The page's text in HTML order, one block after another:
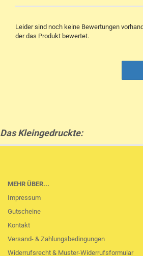
Leider sind noch keine Bewertungen
der das Produkt bewertet.
Das Kleingedruckte:
MEHR ÜBER...
Impressum
Gutscheine
Kontakt
Versand- & Zahlungsbedingungen
Widerrufsrecht & Muster-Widerrufsformular